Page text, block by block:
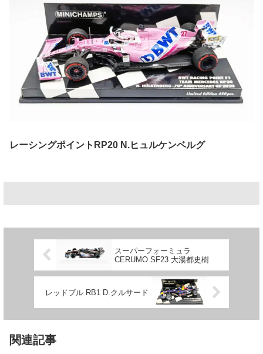
レーシングポイントRP20 N.ヒュルケンベルグ
スーパーフォーミュラ
CERUMO SF23 大湯都史樹
レッドブル RB1 D.クルサード
関連記事